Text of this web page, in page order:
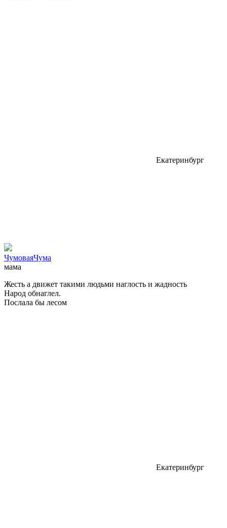
Екатеринбург
ЧумоваяЧума
мама
Жесть а движет такими людьми наглость и жадность
Народ обнаглел.
Послала бы лесом
Екатеринбург